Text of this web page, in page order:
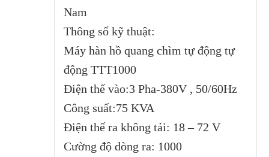
Nam
Thông số kỹ thuật:
Máy hàn hồ quang chìm tự động tự
động TTT1000
Điện thế vào:3 Pha-380V , 50/60Hz
Công suất:75 KVA
Điện thế ra không tải: 18 – 72 V
Cường độ dòng ra: 1000